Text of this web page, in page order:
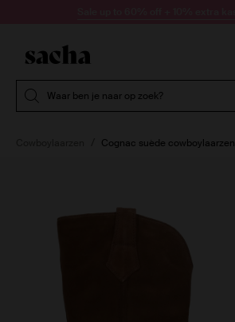
Waar ben je naar op zoek?
Cognac suède cowboylaarzen